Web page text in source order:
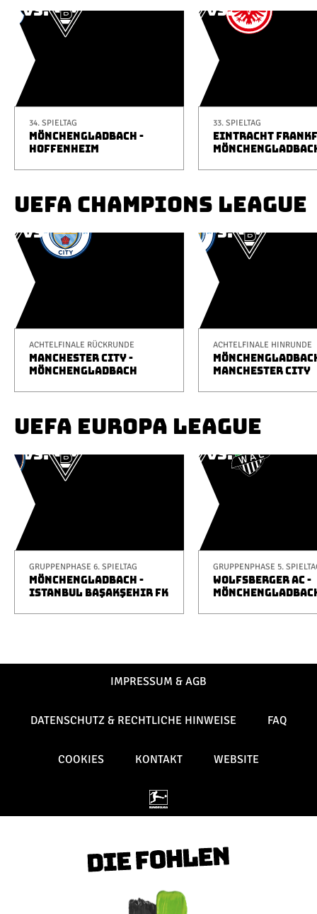
34. SPIELTAG
MÖNCHENGLADBACH -
HOFFENHEIM
33. SPIELTAG
EINTRACHT
UEFA CHAMPIONS LEAGUE
ACHTELFINALE RÜCKRUNDE
MANCHESTER CITY -
MÖNCHENGLADBACH
ACHTELFINALE HINRUNDE
MANCHESTER CITY
UEFA EUROPA LEAGUE
GRUPPENPHASE 6. SPIELTAG
MÖNCHENGLADBACH -
ISTANBUL BAŞAKŞEHIR FK
GRUPPENPHASE 5.
WOLFSBERGER AC -
IMPRESSUM & AGB
DATENSCHUTZ & RECHTLICHE HINWEISE FAQ
COOKIES KONTAKT WEBSITE